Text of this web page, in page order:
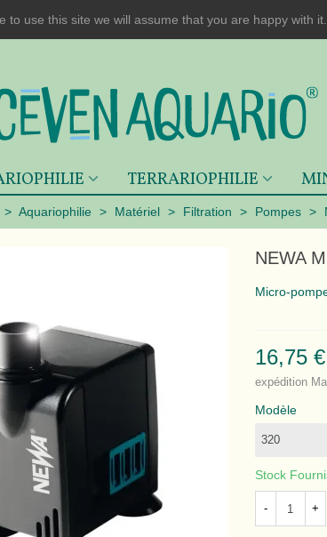
to use this site we will assume that you are happy with it.
TERRARIOPHILIE
> Aquariophilie > Matériel > Filtration > Pompes >
NEWA
Micro-
16,75 €
expédition
Modèle
Stock
- +